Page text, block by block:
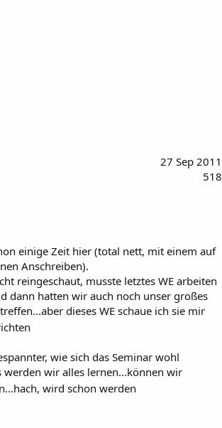
27 Sep 2011
518
einige Zeit hier (total nett, mit einem auf
Anschreiben).
reingeschaut, musste letztes WE arbeiten
dann hatten wir auch noch unser großes
dieses WE schaue ich sie mir
wie sich das Seminar wohl
werden wir alles lernen...können wir
wird schon werden